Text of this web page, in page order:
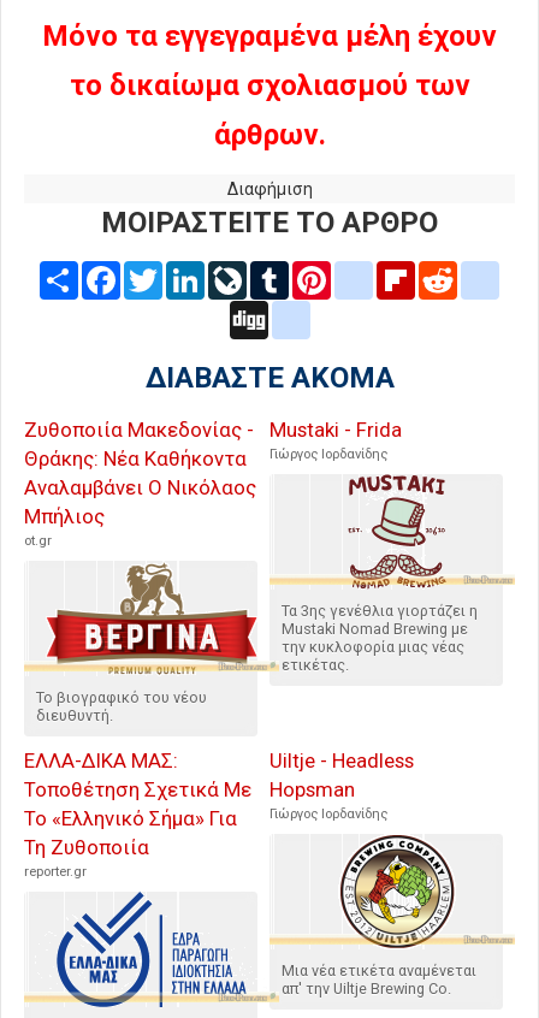
Μόνο τα εγγεγραμένα μέλη έχουν
το δικαίωμα σχολιασμού των
άρθρων.
Διαφήμιση
ΜΟΙΡΑΣΤΕΙΤΕ ΤΟ ΑΡΘΡΟ
Share FacebookTwitterLinkedInLiveJournal
Tumblr Pinterestblogger_post
Flipboard
ΔΙΑΒΑΣΤΕ ΑΚΟΜΑ
Ζυθοποιία Μακεδονίας -
Θράκης: Νέα Καθήκοντα
Αναλαμβάνει Ο Νικόλαος
Μπήλιος
ot.gr
Το βιογραφικό του νέου
διευθυντή.
Mustaki - Frida
Γιώργος Ιορδανίδης
Τα 3ης γενέθλια γιορτάζει η
Mustaki Nomad Brewing με
την κυκλοφορία μιας νέας
ετικέτας.
ΕΛΛΑ-ΔΙΚΑ ΜΑΣ:
Τοποθέτηση Σχετικά Με
Το «Ελληνικό Σήμα» Για
Τη Ζυθοποιία
reporter.gr
Uiltje - Headless
Hopsman
Γιώργος Ιορδανίδης
Μια νέα ετικέτα αναμένεται
απ' την Uiltje Brewing Co.